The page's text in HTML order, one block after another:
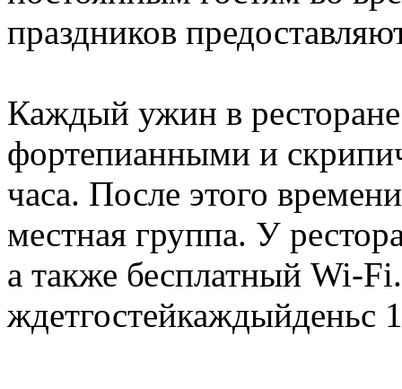
праздников
Каждый ужин в
фортепианными и
часа. После этого
местная группа. У
а также бесплатный Wi-
ждетгостейкаждыйденьс